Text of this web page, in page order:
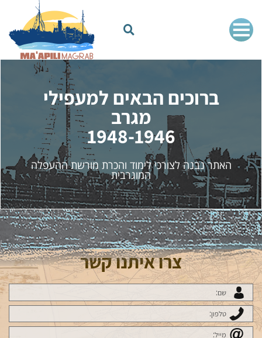
ברוכים הבאים למעפילי
מגרב
1948-1946
האתר נבנה לצורכי לימוד והכרת מורשת ההעפלה
המוגרבית
צרו איתנו קשר